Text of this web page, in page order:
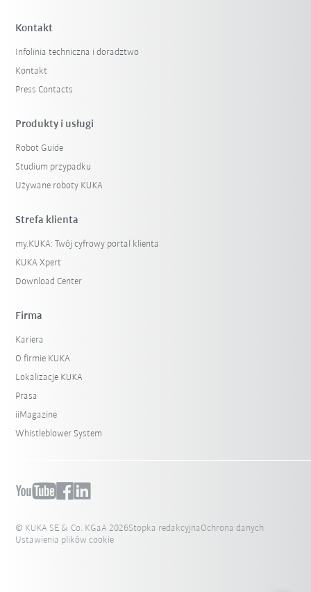
Reset filtra
Kontakt
Infolinia techniczna i doradztwo
Kontakt
Press Contacts
Produkty i usługi
Robot Guide
Studium przypadku
Używane roboty KUKA
Strefa klienta
my.KUKA: Twój cyfrowy portal klienta
KUKA Xpert
Download Center
Firma
Kariera
O firmie KUKA
Lokalizacje KUKA
Prasa
iiMagazine
Whistleblower System
© KUKA SE & Co. KGaA 2026Stopka redakcyjna Ochrona danych
Ustawienia plików cookie